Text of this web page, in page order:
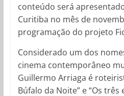
conteúdo será
Curitiba no mês de
programação do projeto
Considerado um dos
cinema contemporâneo
Guillermo Arriaga é
Búfalo da Noite” e “Os